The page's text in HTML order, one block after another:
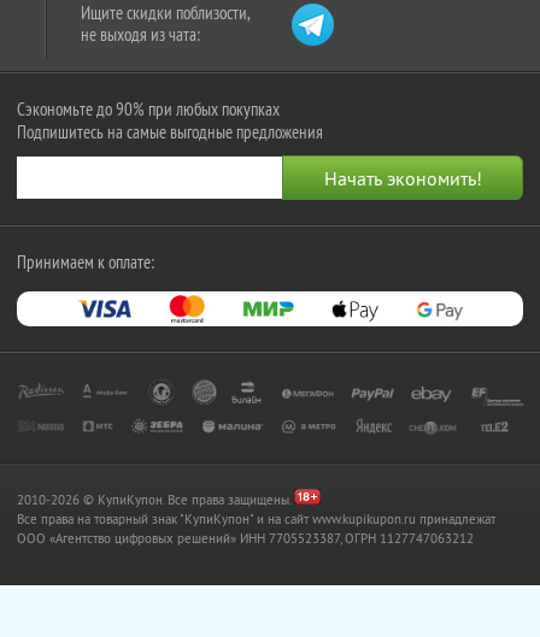
Ищите скидки поблизости,
не выходя из чата:
Сэкономьте до 90% при любых покупках
Подпишитесь на самые выгодные предложения
Принимаем к оплате:
2010-2026 © КупиКупон. Все права защищены.
Все права на товарный знак "КупиКупон" и на сайт www.kupikupon.ru принадлежат
OOO «Агентство цифровых решений» ИНН 7705523387, ОГРН 1127747063212